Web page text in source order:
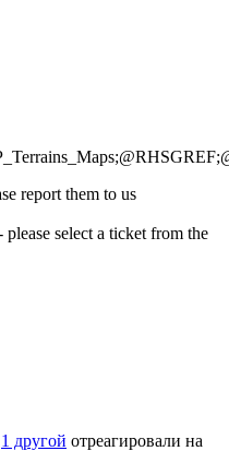
report them to us
select a ticket from the
1 другой отреагировали на